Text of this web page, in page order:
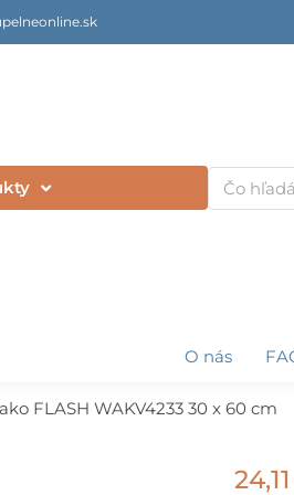
Vyhľadať
O nás
FLASH WAKV4233 30 x 60 cm
24,11